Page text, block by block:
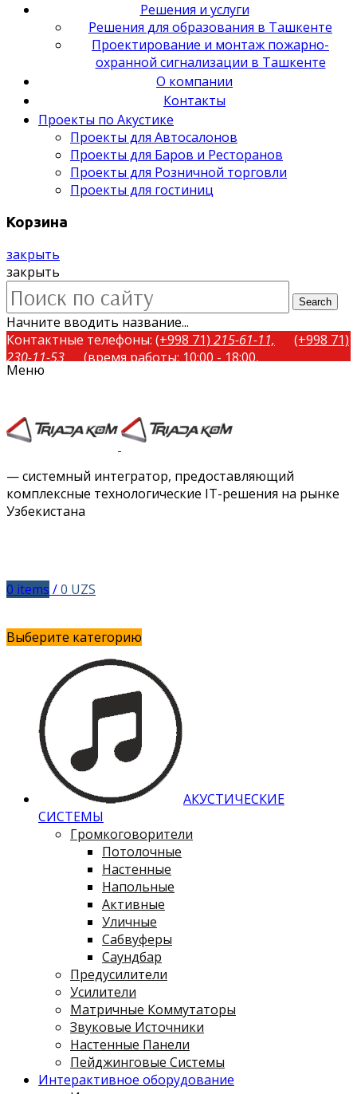
Решения и услуги
Решения для образования в Ташкенте
Проектирование и монтаж пожарно-
охранной сигнализации в Ташкенте
О компании
Контакты
Проекты по Акустике
Проекты для Автосалонов
Проекты для Баров и Ресторанов
Проекты для Розничной торговли
Проекты для гостиниц
Корзина
закрыть
закрыть
Search
Начните вводить название...
Контактные телефоны: (+998 71) 215-61-11,
(+998 71)
230-11-53
(время работы: 10:00 - 18:00,
понедельник-пятница)
Instagram
Vimeo
Меню
— системный интегратор, предоставляющий
комплексные технологические IT-решения на рынке
Узбекистана
0 items /0 UZS
Выберите категорию
АКУСТИЧЕСКИЕ
СИСТЕМЫ
Громкоговорители
Потолочные
Настенные
Напольные
Активные
Уличные
Сабвуферы
Саундбар
Предусилители
Усилители
Матричные Коммутаторы
Звуковые Источники
Настенные Панели
Пейджинговые Системы
Интерактивное оборудование